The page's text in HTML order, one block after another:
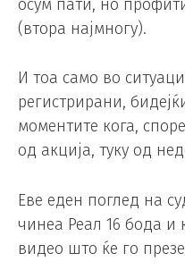
осум пати, но
(втора најмногу).
И тоа само во
регистрирани,
моментите кога,
од акција, туку од
Еве еден поглед на
чинеа Реал 16 бода и
видео што ќе го